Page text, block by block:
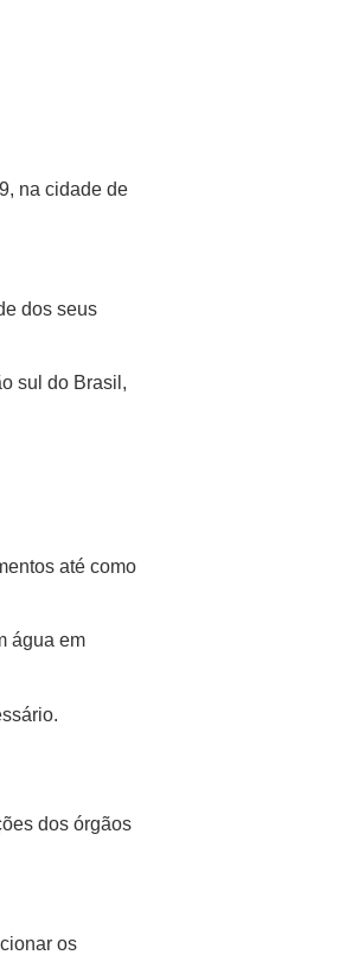
na cidade de
dos seus
sul do Brasil,
até como
água em
dos órgãos
os